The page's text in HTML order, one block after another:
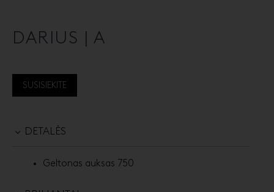
DARIUS | A
SUSISIEKITE
DETALĖS
Geltonas auksas 750